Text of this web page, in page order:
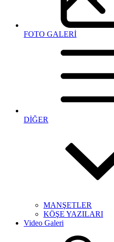
FOTO GALERİ
DİĞER
MANŞETLER
KÖŞE YAZILARI
Video Galeri